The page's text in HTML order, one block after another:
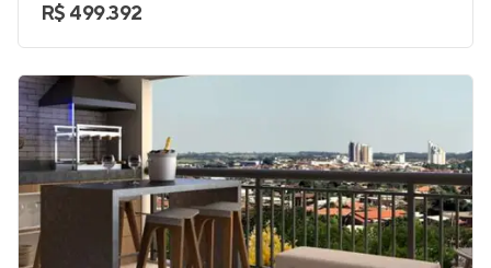
R$ 499.392